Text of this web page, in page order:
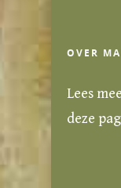
OVER
Lees
deze